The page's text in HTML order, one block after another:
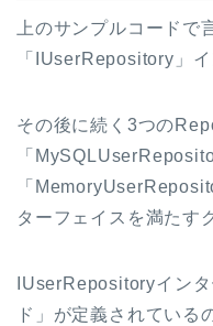
上のサンプルコードで
「IUserRepository」
その後に続く3つの
「
「
ターフェイスを満たす
IUserRepositoryイン
ド」が定義されている